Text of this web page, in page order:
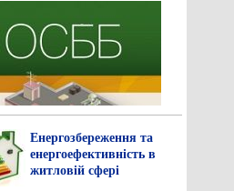
Енергозбереження та
енергоефективність в
житловій сфері